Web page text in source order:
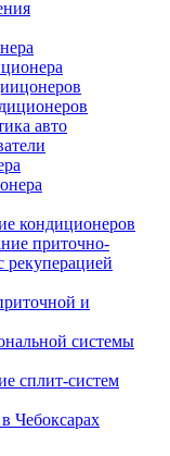
авто
кондиционеров
приточно-
и
системы
сплит-систем
Чебоксарах